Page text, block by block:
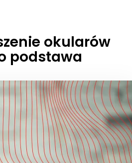
okularów
podstawa